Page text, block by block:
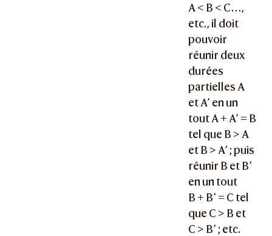
A < B < C…,
etc., il doit
pouvoir
réunir deux
durées
partielles A
et A’ en un
toutA + A’ = B
tel que B > A
etB > A’ ; puis
réunir B et B’
en un tout
B + B’ = C tel
que C > B et
C > B’ ; etc.